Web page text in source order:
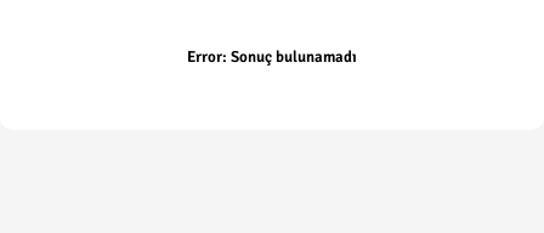
Error: Sonuç bulunamadı